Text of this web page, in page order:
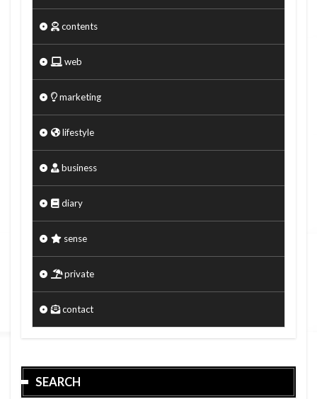
contents
web
marketing
lifestyle
business
diary
sense
private
contact
SEARCH